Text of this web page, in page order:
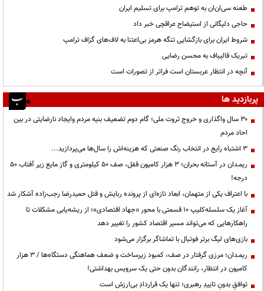
طعنه سی‌ان‌ان به توهم ترامپ برای تسلیم ایران
حاجی دلیگانی از استیضاح عراقچی خبر داد
شروط ایران برای بازگشایی تنگه هرمز بی‌اعتنا به لاف‌های گزاف ترامپ
تبریک قالیباف به محسن رضایی
آنچه در انتظار عربستان است فراتر از تصورات است
پربازدید ها
۳۰ سال واگذاری و خروج ثروت ملی؛ گام دوم تضعیف بنیه مردم وایجاد نارضایتی در بین
احاد مردم
3 اشتباه رایج در انتخاب رنگ صنعتی که هزینه‌اش را سال‌ها می‌پردازید...
ریمـدان در آستانه بحران؛ ۳ هزار کامیون قفل، صف ۵۰ کیلومتری و گاز مایع زیر آفتاب ۵۰
درجه!
با اعتراف یکی از متهمان، ابعاد تازه‌ای از پرونده ربایش و قتل حمیدرضا رجب‌زاده آشکار شد
آغاز یک سلسله‌کلیپ ۱۰ قسمتی با محور «جهاد اقتصادی»؛ از ریشه‌یابی مشکلات تا
راهکارهایی که می‌تواند مسیر اقتصاد کشور را تغییر دهد
بازی‌های لیگ برتر فوتبال با تماشاگر برگزار می‌شود
ریمـدان؛ مرزی گرفتار در صف، کمبود زیرساخت و ضعف هماهنگی دستگاه‌ها / ۳ هزار
کامیون در انتظار، رانندگان بدون حتی یک سرویس بهداشتی!
توافقِ بدونِ تاییدِ رهبری؛ تنها یک قراردادِ بی‌ارزش است